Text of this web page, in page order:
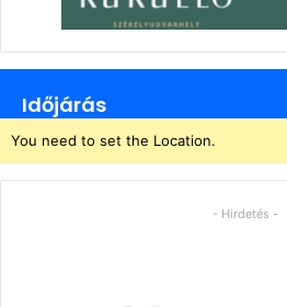
Időjárás
You need to set the Location.
- Hirdetés -